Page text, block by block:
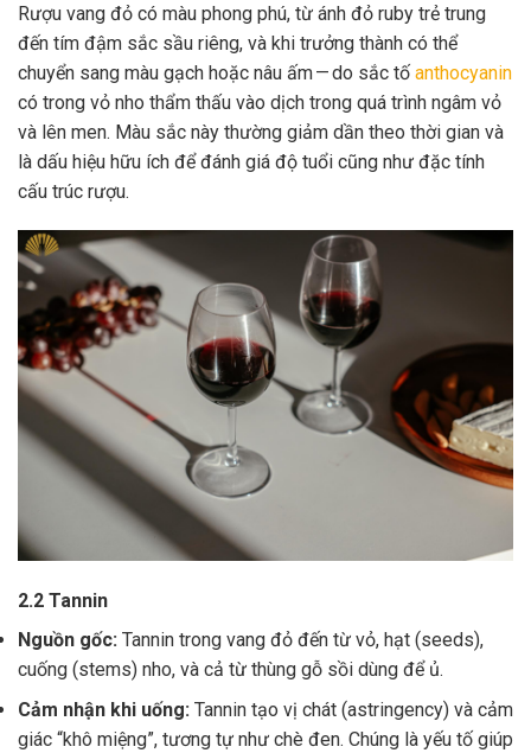
Rượu vang đỏ có màu phong phú, từ ánh đỏ ruby trẻ trung
đến tím đậm sắc sầu riêng, và khi trưởng thành có thể
chuyển sang màu gạch hoặc nâu ấm — do sắc tố anthocyanin
có trong vỏ nho thẩm thấu vào dịch trong quá trình ngâm vỏ
và lên men. Màu sắc này thường giảm dần theo thời gian và
là dấu hiệu hữu ích để đánh giá độ tuổi cũng như đặc tính
cấu trúc rượu.
2.2 Tannin
Nguồn gốc: Tannin trong vang đỏ đến từ vỏ, hạt (seeds),
cuống (stems) nho, và cả từ thùng gỗ sồi dùng để ủ.
Cảm nhận khi uống: Tannin tạo vị chát (astringency) và cảm
giác “khô miệng”, tương tự như chè đen. Chúng là yếu tố giúp